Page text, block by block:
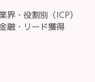
業界・役割別（ICP)
融・リード獲得